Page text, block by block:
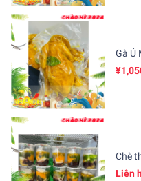
Gà Ủ
Chè
Liên